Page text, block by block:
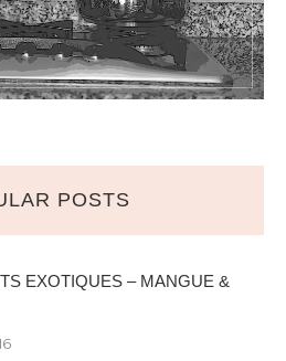
POSTS
EXOTIQUES – MANGUE &